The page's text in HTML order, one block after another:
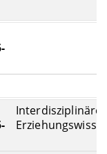
Interdisziplinäre